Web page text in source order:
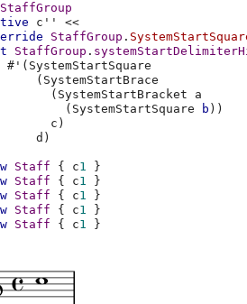
StaffGroup
c''
<<
StaffGroup .
StaffGroup .
# ' ( SystemStartSquare
( SystemStartBrace
( SystemStartBracket
a
( SystemStartSquare b ))
c )
d )
Staff { c1
}
Staff { c1
}
Staff { c1
}
Staff { c1
}
Staff { c1
}